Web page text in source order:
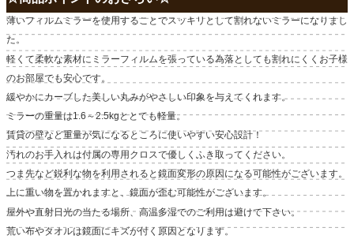
薄いフィルムミラーを使用することでスッキリとして割れないミラーになりまし
た。
軽くて柔軟な素材にミラーフィルムを張っている為落としても割れにくくお子様
のお部屋でも安心です。
緩やかにカーブした美しい丸みがやさしい印象を与えてくれます。
ミラーの重量は1.6～2.5kgととても軽量。
賃貸の壁など重量が気になるところに使いやすい安心設計！
汚れのお手入れは付属の専用クロスで優しくふき取ってください。
つま先など鋭利な物を利用されると鏡面変形の原因になる可能性がございます。
上に重い物を置かれますと、鏡面が歪む可能性がございます。
屋外や直射日光の当たる場所、高温多湿でのご利用は避けて下さい。
荒い布やタオルは鏡面にキズが付く原因となります。